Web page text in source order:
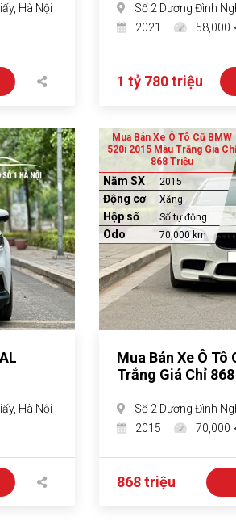
Hà Nội
Số 2 Dương Đình
2021
58,000
1 tỷ 780 triệu
Hà Nội
Mua Bán Xe Ô Tô Cũ BMW
520i 2015 Màu Trắng Giá Chỉ
868 Triệu
Năm SX 2015
Động cơ Xăng
Hộp số Số tự động
Odo 70,000 km
Mua Bán Xe Ô Tô
Trắng Giá Chỉ
Số 2 Dương Đình
2015
70,000
868 triệu